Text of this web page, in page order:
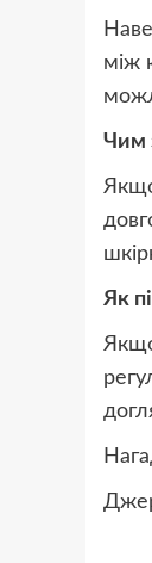
між
Чим
Як